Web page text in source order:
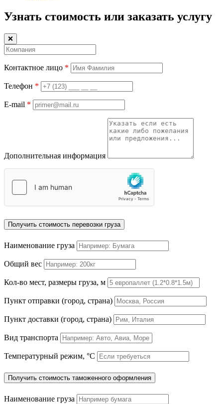
Узнать стоимость или заказать услугу
❌
Контактное лицо *
Телефон *
E-mail *
Дополнительная информация
Получить стоимость перевозки груза
Наименование груза
Общий вес
Кол-во мест, размеры груза, м
Пункт отправки (город, страна)
Пункт доставки (город, страна)
Вид транспорта
Температурный режим, °C
Получить стоимость таможенного оформления
Наименование груза